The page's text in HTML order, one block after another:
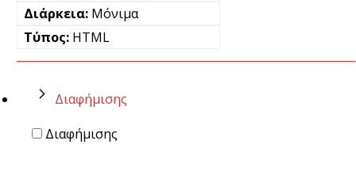
Μόνιμα
HTML
Διαφήμισης
Διαφήμισης